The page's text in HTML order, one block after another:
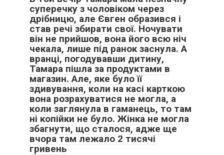
суперечку з чоловіком через
дрібницю, але Євген образився і
став речі збирати свої. Ночувати
він не прийшов, вона його всю ніч
чекала, лише під ранок заснула. А
вранці, погодувавши дитину,
Тамара пішла за продуктами в
магазин. Але, яке було її
здивування, коли на касі карткою
вона розрахуватися не могла, а
коли заглянула в гаманець, то там
ні копійки не було. Жінка не могла
збагнути, що сталося, адже ще
вчора там лежало 2 тисячі
гривень